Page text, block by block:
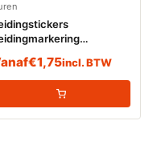
€1,75incl. BTW